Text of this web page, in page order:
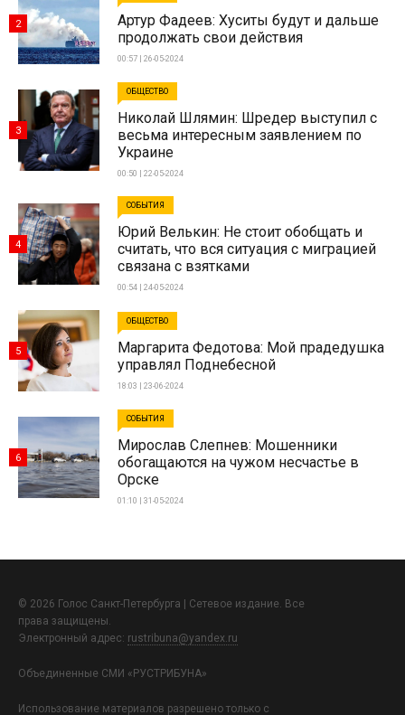
Артур Фадеев: Хуситы будут и дальше
продолжать свои действия
00:57 | 26-05-2024
2
ОБЩЕСТВО
Николай Шлямин: Шредер выступил с
весьма интересным заявлением по
Украине
00:50 | 22-05-2024
3
СОБЫТИЯ
Юрий Велькин: Не стоит обобщать и
считать, что вся ситуация с миграцией
связана с взятками
00:54 | 24-05-2024
4
ОБЩЕСТВО
Маргарита Федотова: Мой прадедушка
управлял Поднебесной
18:03 | 23-06-2024
5
СОБЫТИЯ
Мирослав Слепнев: Мошенники
обогащаются на чужом несчастье в
Орске
01:10 | 31-05-2024
6
© 2026 Голос Санкт-Петербурга | Сетевое издание. Все
права защищены.
Электронный адрес: rustribuna@yandex.ru
Объединенные СМИ «РУСТРИБУНА»
Использование материалов разрешено только с